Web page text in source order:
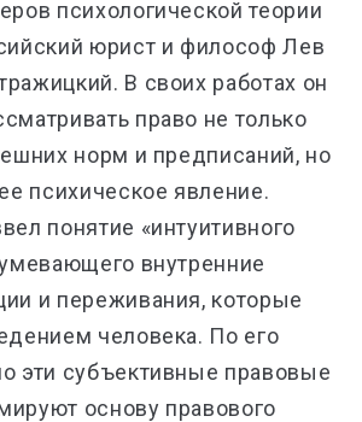
психологической теории
юрист и философ Лев
В своих работах он
право не только
норм и предписаний, но
психическое явление.
понятие «интуитивного
внутренние
и переживания, которые
человека. По его
эти субъективные правовые
основу правового